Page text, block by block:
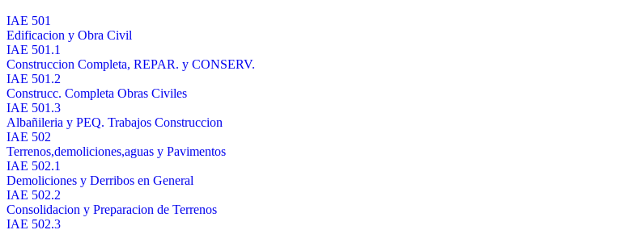
IAE 501
Edificacion y Obra Civil
IAE 501.1
Construccion Completa, REPAR. y CONSERV.
IAE 501.2
Construcc. Completa Obras Civiles
IAE 501.3
Albañileria y PEQ. Trabajos Construccion
IAE 502
Terrenos,demoliciones,aguas y Pavimentos
IAE 502.1
Demoliciones y Derribos en General
IAE 502.2
Consolidacion y Preparacion de Terrenos
IAE 502.3